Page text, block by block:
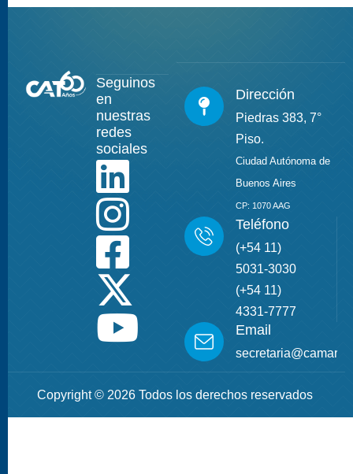
Seguinos
en
nuestras
redes
sociales
Dirección
Piedras 383, 7°
Piso.
Ciudad Autónoma de
Buenos Aires
CP: 1070 AAG
Teléfono
(+54 11)
5031-3030
(+54 11)
4331-7777
Email
Copyright © 2026 Todos los derechos reservados